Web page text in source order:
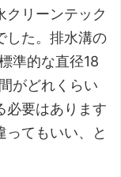
クリーンテック
した。排水溝の
準的な直径18
がどれくらい
必要はあります
ってもいい、と